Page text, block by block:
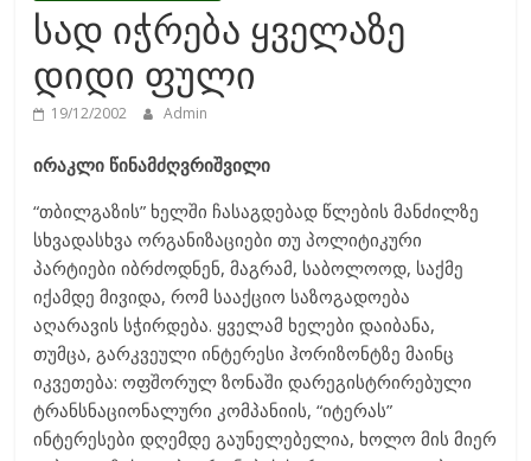
სად იჭრება ყველაზე
დიდი ფული
19/12/2002 Admin
ირაკლი წინამძღვრიშვილი
“თბილგაზის” ხელში ჩასაგდებად წლების მანძილზე
სხვადასხვა ორგანიზაციები თუ პოლიტიკური
პარტიები იბრძოდნენ, მაგრამ, საბოლოოდ, საქმე
იქამდე მივიდა, რომ სააქციო საზოგადოება
აღარავის სჭირდება. ყველამ ხელები დაიბანა,
თუმცა, გარკვეული ინტერესი ჰორიზონტზე მაინც
იკვეთება: ოფშორულ ზონაში დარეგისტრირებული
ტრანსნაციონალური კომპანიის, “იტერას”
ინტერესები დღემდე გაუნელებელია, ხოლო მის მიერ